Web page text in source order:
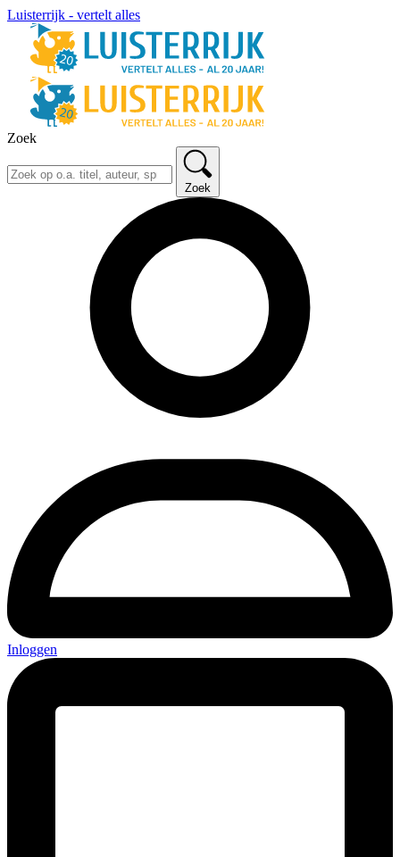
Luisterrijk - vertelt alles
Zoek
Zoek
Inloggen